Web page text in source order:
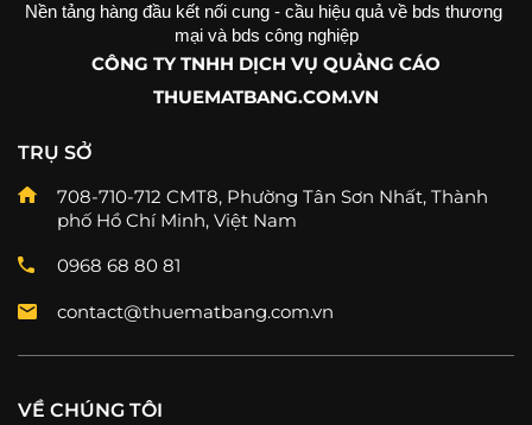
Nền tảng hàng đầu kết nối cung - cầu hiệu quả về bds thương
mại và bds công nghiệp
CÔNG TY TNHH DỊCH VỤ QUẢNG CÁO
THUEMATBANG.COM.VN
TRỤ SỞ
708-710-712 CMT8, Phường Tân Sơn Nhất, Thành
phố Hồ Chí Minh, Việt Nam
0968 68 80 81
contact@thuematbang.com.vn
VỀ CHÚNG TÔI